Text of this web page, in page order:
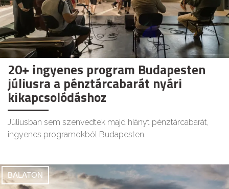
20+ ingyenes program Budapesten
júliusra a pénztárcabarát nyári
kikapcsolódáshoz
Júliusban sem szenvedtek majd hiányt pénztárcabarát,
ingyenes programokból Budapesten.
BALATON